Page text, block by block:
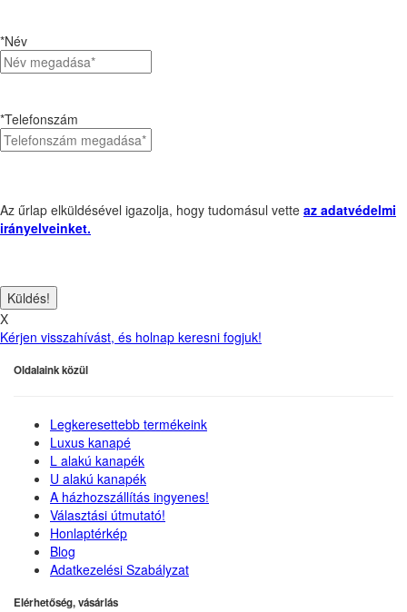
*Név
*Telefonszám
Az űrlap elküldésével igazolja, hogy tudomásul vette az adatvédelmi
irányelveinket.
X
Kérjen visszahívást, és holnap keresni fogjuk!
Oldalaink közül
Legkeresettebb termékeink
Luxus kanapé
L alakú kanapék
U alakú kanapék
A házhozszállítás ingyenes!
Választási útmutató!
Honlaptérkép
Blog
Adatkezelési Szabályzat
Elérhetőség, vásárlás